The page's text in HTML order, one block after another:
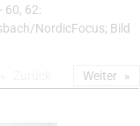
60, 62:
NordicFocus; Bild
Weiter